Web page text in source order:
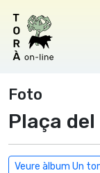
Foto
Plaça
Veure àlbum Un